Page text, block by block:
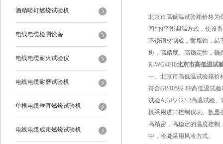
酒精喷灯燃烧试验机
电线电缆检测设备
电线电缆耐火试验仪
电线电缆耐磨试验机
单根电缆垂直燃烧试验机
电线电缆成束燃烧试验机
北京市高低温试验箱价格为
间*的平衡调温方式，使设
不锈钢材制成，耐腐蚀，易
协，高精度、高稳定性，确
K-WG4010北京市高低温试
一、北京市高低温试验箱价
符合GB10592-89高低温试
试验A,GB2423.2高温试验
机采用进口控制仪表。数显
高精密，高稳定的温度控制
中，冷凝采用风冷方式。